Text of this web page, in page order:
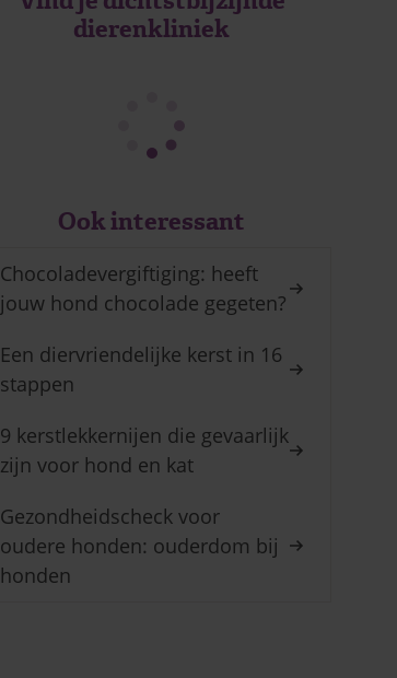
dierenkliniek
Ook interessant
Chocoladevergiftiging: heeft
jouw hond chocolade gegeten?
Een diervriendelijke kerst in 16
stappen
9 kerstlekkernijen die gevaarlijk
zijn voor hond en kat
Gezondheidscheck voor
oudere honden: ouderdom bij
honden